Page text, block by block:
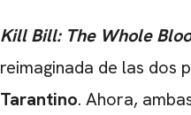
Kill Bill: The Whole
reimaginada de las dos
Tarantino. Ahora,